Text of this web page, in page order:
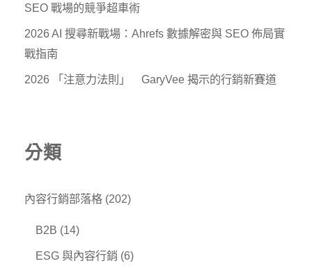
SEO 戰場的競爭超車術
2026 AI 搜尋新戰場：Ahrefs 數據解密與 SEO 佈局實
戰指南
2026 「注意力法則」 GaryVee 揭示的行銷新賽道
分類
內容行銷部落格 (202)
B2B (14)
ESG 與內容行銷 (6)